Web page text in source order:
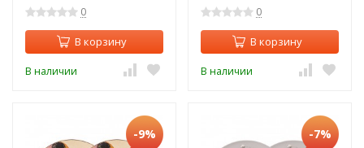
0
В корзину
В наличии
0
В корзину
В наличии
-9% -7%